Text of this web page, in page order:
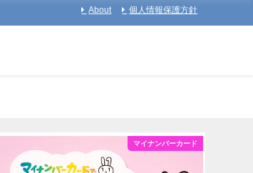
About 個人情報保護方針
マイナンバーカード